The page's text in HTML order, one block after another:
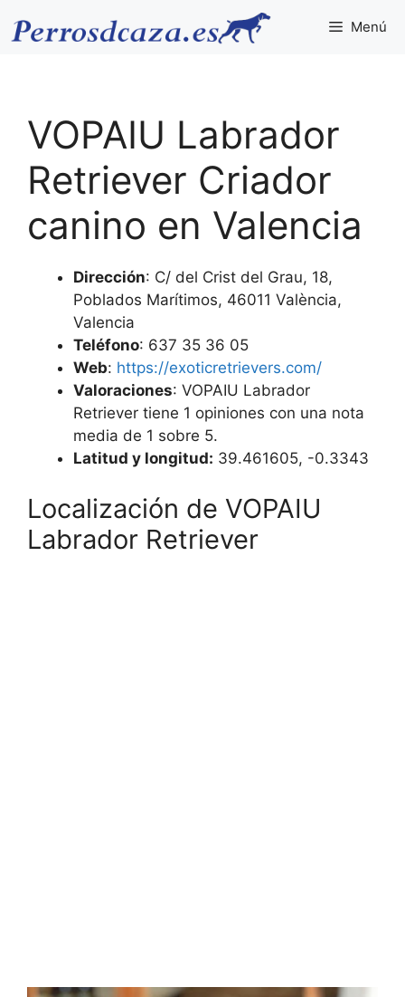
Menú
VOPAIU Labrador
Retriever Criador
canino en Valencia
Dirección: C/ del Crist del Grau, 18,
Poblados Marítimos, 46011 València,
Valencia
Teléfono: 637 35 36 05
Web: https://exoticretrievers.com/
Valoraciones: VOPAIU Labrador
Retriever tiene 1 opiniones con una nota
media de 1 sobre 5.
Latitud y longitud: 39.461605, -0.3343
Localización de VOPAIU
Labrador Retriever